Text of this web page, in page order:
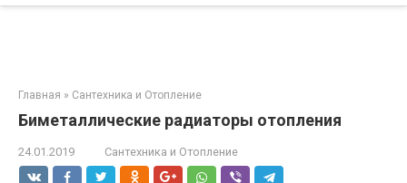
Главная » Сантехника и Отопление
Биметаллические радиаторы отопления
24.01.2019 Сантехника и Отопление